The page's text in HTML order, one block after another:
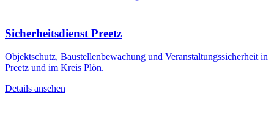
Sicherheitsdienst Preetz
Objektschutz, Baustellenbewachung und Veranstaltungssicherheit in
Preetz und im Kreis Plön.
Details ansehen